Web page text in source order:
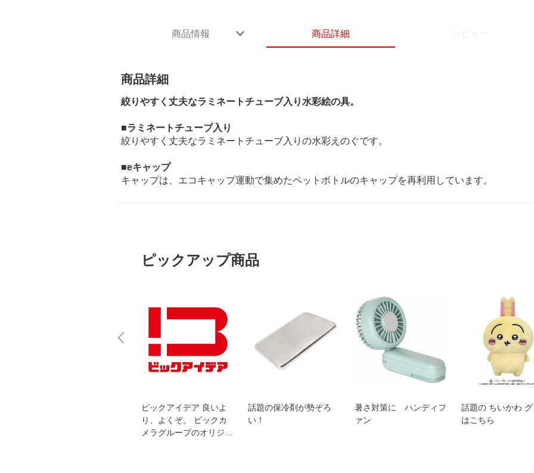
商品情報 商品詳細
商品詳細
絞りやすく丈夫なラミネートチューブ入り水彩絵の具。
■ラミネートチューブ入り
絞りやすく丈夫なラミネートチューブ入りの水彩えのぐです。
■eキャップ
キャップは、エコキャップ運動で集めたペットボトルのキャップを再利用しています。
ピックアップ商品
ビックアイデア 良いよ
り、よくぞ。 ビックカ
メラグループのオリジナ
話題の保冷剤が勢ぞろ
い！
暑さ対策に ハンディフ
ァン
話題の ちいかわ
はこちら